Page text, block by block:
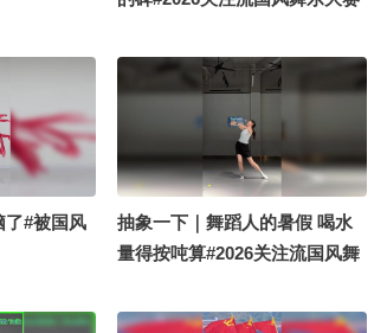
硬控了
了#被国风
抽象一下｜舞蹈人的暑假 喝水
量得按吨算#2026关注流国风舞